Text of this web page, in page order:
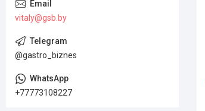
vitaly@gsb.by
@gastro_biznes
+77773108227